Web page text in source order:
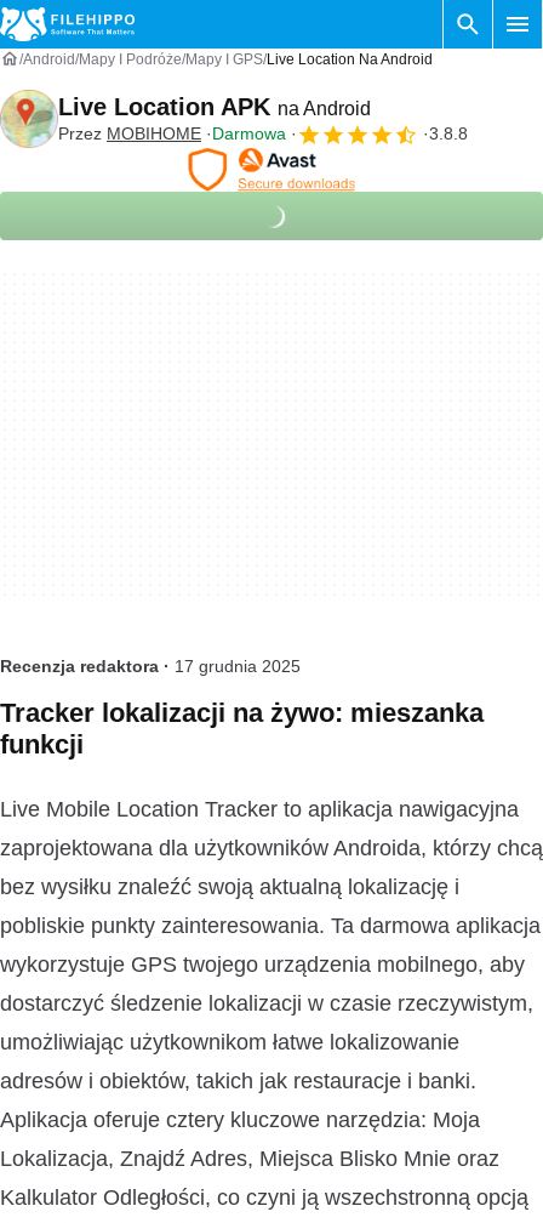
Android Mapy I Podróże Mapy I GPS Live Location Na Android
Live Location APK na Android
Przez MOBIHOME Darmowa 3.8.8
Recenzja redaktora · 17 grudnia 2025
Tracker lokalizacji na żywo: mieszanka
funkcji
Live Mobile Location Tracker to aplikacja nawigacyjna
zaprojektowana dla użytkowników Androida, którzy chcą
bez wysiłku znaleźć swoją aktualną lokalizację i
pobliskie punkty zainteresowania. Ta darmowa aplikacja
wykorzystuje GPS twojego urządzenia mobilnego, aby
dostarczyć śledzenie lokalizacji w czasie rzeczywistym,
umożliwiając użytkownikom łatwe lokalizowanie
adresów i obiektów, takich jak restauracje i banki.
Aplikacja oferuje cztery kluczowe narzędzia: Moja
Lokalizacja, Znajdź Adres, Miejsca Blisko Mnie oraz
Kalkulator Odległości, co czyni ją wszechstronną opcją